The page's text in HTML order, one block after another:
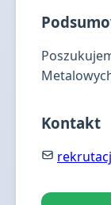
Kontakt